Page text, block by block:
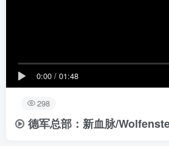
0:00 / 01:48
298
德军总部：新血脉/